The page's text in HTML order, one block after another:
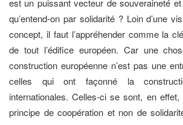
est un puissant vecteur de souveraineté
qu’entend-on par solidarité ? Loin d’une
concept, il faut l’appréhender comme la
de tout l’édifice européen. Car une
construction européenne n’est pas une
celles qui ont façonné la
internationales. Celles-ci se sont, en
principe de coopération et non de